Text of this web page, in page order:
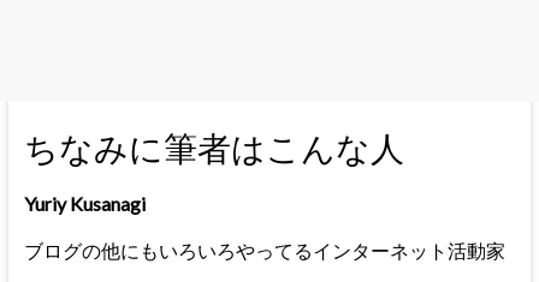
ちなみに筆者はこんな人
Yuriy Kusanagi
ブログの他にもいろいろやってるインターネット活動家